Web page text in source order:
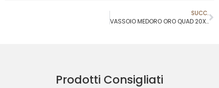
SUCC.
VASSOIO MEDORO ORO QUAD 20X20
Prodotti Consigliati